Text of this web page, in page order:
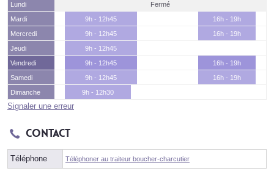
Lundi
Fermé
Mardi
9h - 12h45
16h - 19h
Mercredi
9h - 12h45
16h - 19h
Jeudi
9h - 12h45
Vendredi
9h - 12h45
16h - 19h
Samedi
9h - 12h45
16h - 19h
Dimanche
9h - 12h30
Signaler une erreur
Contact
Téléphone Téléphoner au traiteur boucher-charcutier